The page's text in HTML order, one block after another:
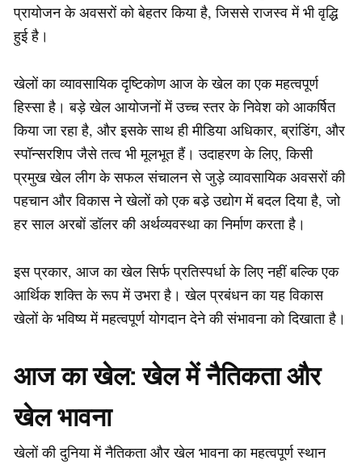
प्रायोजन के अवसरों को बेहतर किया है, जिससे राजस्व में भी वृद्धि
हुई है।
खेलों का व्यावसायिक दृष्टिकोण आज के खेल का एक महत्वपूर्ण
हिस्सा है। बड़े खेल आयोजनों में उच्च स्तर के निवेश को आकर्षित
किया जा रहा है, और इसके साथ ही मीडिया अधिकार, ब्रांडिंग, और
स्पॉन्सरशिप जैसे तत्व भी मूलभूत हैं। उदाहरण के लिए, किसी
प्रमुख खेल लीग के सफल संचालन से जुड़े व्यावसायिक अवसरों की
पहचान और विकास ने खेलों को एक बडे़ उद्योग में बदल दिया है, जो
हर साल अरबों डॉलर की अर्थव्यवस्था का निर्माण करता है।
इस प्रकार, आज का खेल सिर्फ प्रतिस्पर्धा के लिए नहीं बल्कि एक
आर्थिक शक्ति के रूप में उभरा है। खेल प्रबंधन का यह विकास
खेलों के भविष्य में महत्वपूर्ण योगदान देने की संभावना को दिखाता है।
आज का खेल: खेल में नैतिकता और
खेल भावना
खेलों की दुनिया में नैतिकता और खेल भावना का महत्वपूर्ण स्थान